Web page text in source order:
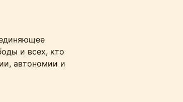
и всех, кто
автономии и